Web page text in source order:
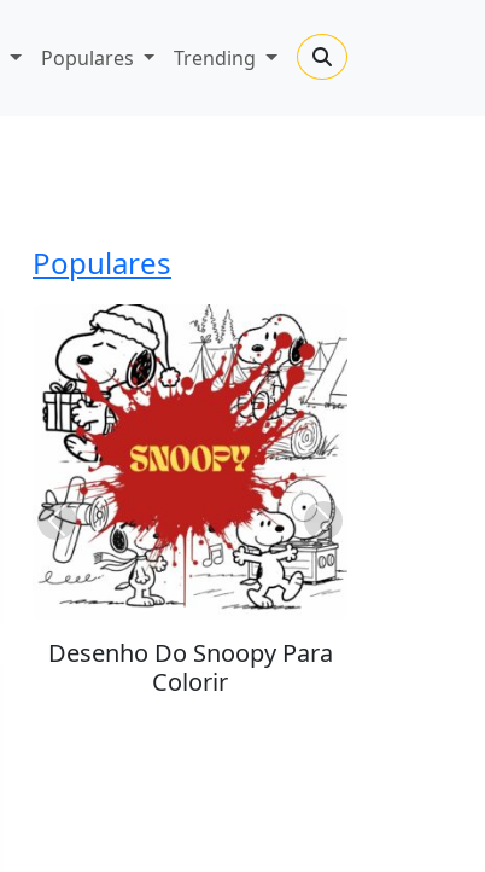
Populares Trending
Populares
Desenho Do Snoopy Para
Colorir
Previous Next